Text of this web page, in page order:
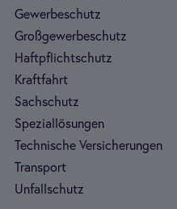
Gewer­be­schutz
Groß­ge­wer­be­schutz
Haft­pflicht­schutz
Kraft­fahrt
Sach­schutz
Spe­zi­al­lö­sun­gen
Tech­ni­sche Ver­si­che­run­gen
Trans­port
Unfall­schutz